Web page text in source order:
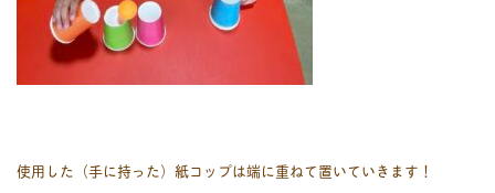
使用した（手に持った）紙コップは端に重ねて置いていきます！